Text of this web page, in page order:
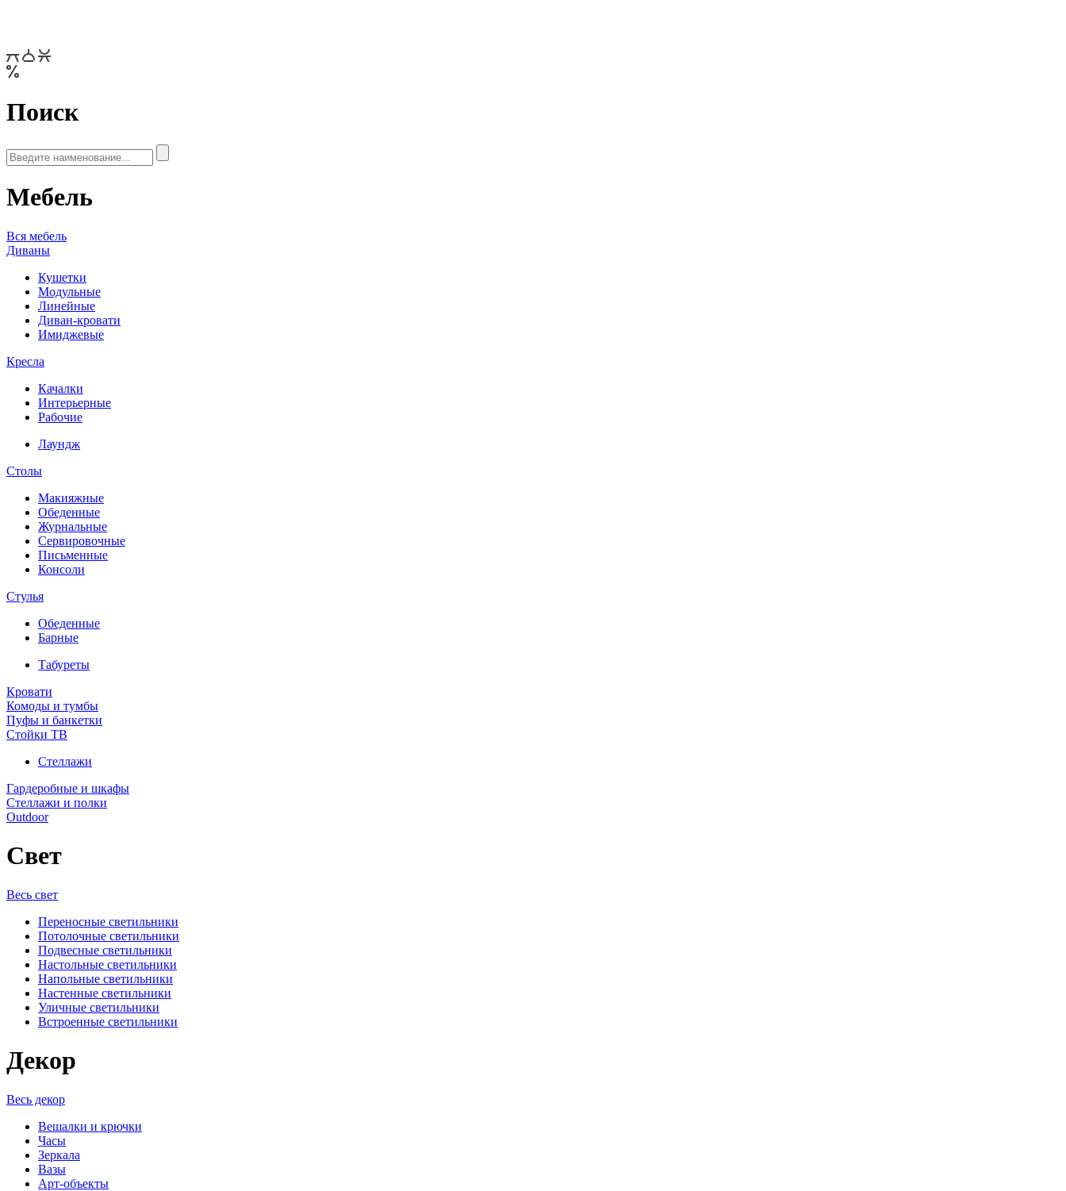
Поиск
Мебель
Вся мебель
Диваны
Кушетки
Модульные
Линейные
Диван-кровати
Имиджевые
Кресла
Качалки
Интерьерные
Рабочие
Лаундж
Столы
Макияжные
Обеденные
Журнальные
Сервировочные
Письменные
Консоли
Стулья
Обеденные
Барные
Табуреты
Кровати
Комоды и тумбы
Пуфы и банкетки
Стойки ТВ
Стеллажи
Гардеробные и шкафы
Стеллажи и полки
Outdoor
Свет
Весь свет
Переносные светильники
Потолочные светильники
Подвесные светильники
Настольные светильники
Напольные светильники
Настенные светильники
Уличные светильники
Встроенные светильники
Декор
Весь декор
Вешалки и крючки
Часы
Зеркала
Вазы
Арт-объекты